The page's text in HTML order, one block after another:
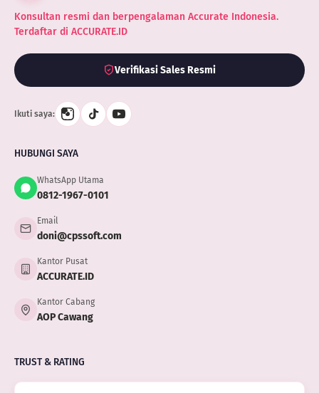
Konsultan resmi dan berpengalaman Accurate Indonesia.
Terdaftar di ACCURATE.ID
Verifikasi Sales Resmi
Ikuti saya:
HUBUNGI SAYA
WhatsApp Utama
0812-1967-0101
Email
doni@cpssoft.com
Kantor Pusat
ACCURATE.ID
Kantor Cabang
AOP Cawang
TRUST & RATING